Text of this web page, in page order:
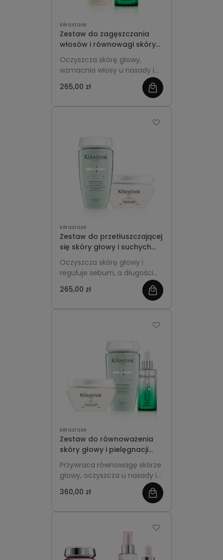
Kérastase
Zestaw do zagęszczania
włosów i równowagi skóry
głowy - Kérastase
Densifique + Spécifique
Oczyszcza skórę głowy,
wzmacnia włosy u nasady i
jednocześnie przywracając
265,00 zł
zobacz
więcej
Kérastase
Zestaw do przetłuszczającej
się skóry głowy i suchych
długości - Kérastase
Spécifique
Oczyszcza skórę głowy i
reguluje sebum, a długości
intensywnie nawilża, dzięki
czemu włosy są lekkie u
265,00 zł
zobacz
więcej
Kérastase
Zestaw do równoważenia
skóry głowy i pielęgnacji
długości - Kérastase
Spécifique
Przywraca równowagę skórze
głowy, oczyszcza u nasady i
nawilża długości, redukując
przetłuszczanie oraz uczucie
360,00 zł
zobacz
więcej